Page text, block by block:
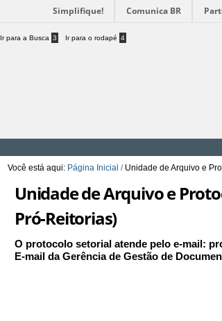
Simplifique! Comunica BR
Ir para a Busca 3 Ir para o rodapé 4
Você está aqui: Página Inicial / Unidade de Arquivo e
Unidade de Arquivo e
Pró-Reitorias)
O protocolo setorial atende pelo e-mail:
E-mail da Gerência de Gestão de